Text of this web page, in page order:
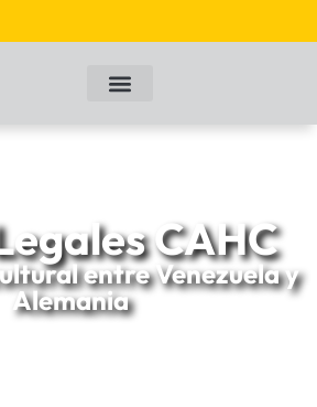
CAHC
entre Venezuela y
Alemania